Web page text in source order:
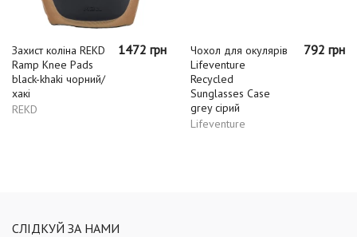
Захист коліна REKD
Ramp Knee Pads
black-khaki чорний/
хакі
REKD
1472 грн
Чохол для окулярів
Lifeventure
Recycled
Sunglasses Case
grey сірий
Lifeventure
792 грн
СЛІДКУЙ ЗА НАМИ